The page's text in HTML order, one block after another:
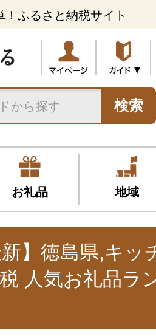
ふるさと納税サイト
検索
お礼品 地域
新】徳島県,キッ
人気お礼品ラ